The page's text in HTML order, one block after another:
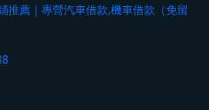
推薦｜專營汽車借款,機車借款（免留